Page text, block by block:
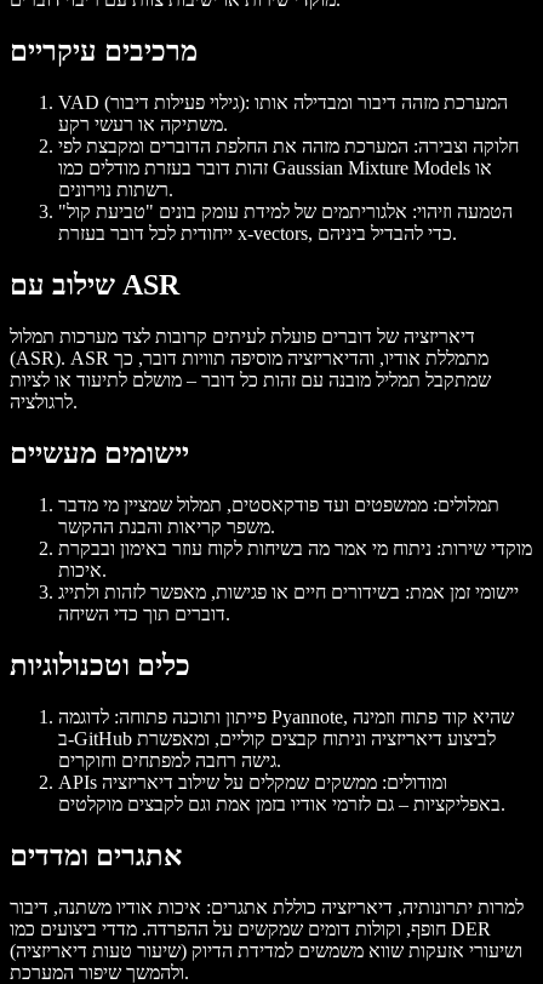
מרכיבים עיקריים
VAD (גילוי פעילות דיבור): המערכת מזהה דיבור ומבדילה אותו
משתיקה או רעשי רקע.
חלוקה וצבירה: המערכת מזהה את החלפת הדוברים ומקבצת לפי
זהות דובר בעזרת מודלים כמו Gaussian Mixture Models או
רשתות נוירונים.
הטמעה וזיהוי: אלגוריתמים של למידת עומק בונים "טביעת קול"
ייחודית לכל דובר בעזרת x-vectors, כדי להבדיל ביניהם.
שילוב עם ASR
דיאריזציה של דוברים פועלת לעיתים קרובות לצד מערכות תמלול
(ASR). ASR מתמללת אודיו, והדיאריזציה מוסיפה תוויות דובר, כך
שמתקבל תמליל מובנה עם זהות כל דובר – מושלם לתיעוד או לציות
לרגולציה.
יישומים מעשיים
תמלולים: ממשפטים ועד פודקאסטים, תמלול שמציין מי מדבר
משפר קריאות והבנת ההקשר.
מוקדי שירות: ניתוח מי אמר מה בשיחות לקוח עוזר באימון ובבקרת
איכות.
יישומי זמן אמת: בשידורים חיים או פגישות, מאפשר לזהות ולתייג
דוברים תוך כדי השיחה.
כלים וטכנולוגיות
פייתון ותוכנה פתוחה: לדוגמה Pyannote, שהיא קוד פתוח וזמינה
ב-GitHub לביצוע דיאריזציה וניתוח קבצים קוליים, ומאפשרת
גישה רחבה למפתחים וחוקרים.
APIs ומודולים: ממשקים שמקלים על שילוב דיאריזציה
באפליקציות – גם לזרמי אודיו בזמן אמת וגם לקבצים מוקלטים.
אתגרים ומדדים
למרות יתרונותיה, דיאריזציה כוללת אתגרים: איכות אודיו משתנה, דיבור
חופף, וקולות דומים שמקשים על ההפרדה. מדדי ביצועים כמו DER
(שיעור טעות דיאריזציה) ושיעורי אזעקות שווא משמשים למדידת הדיוק
ולהמשך שיפור המערכת.